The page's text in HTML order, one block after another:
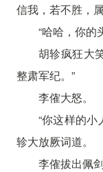
信我，若不胜，
“哈哈，你的
胡轸疯狂大
整肃军纪。”
李傕大怒。
“你这样的
轸大放厥词道。
李傕拔出佩